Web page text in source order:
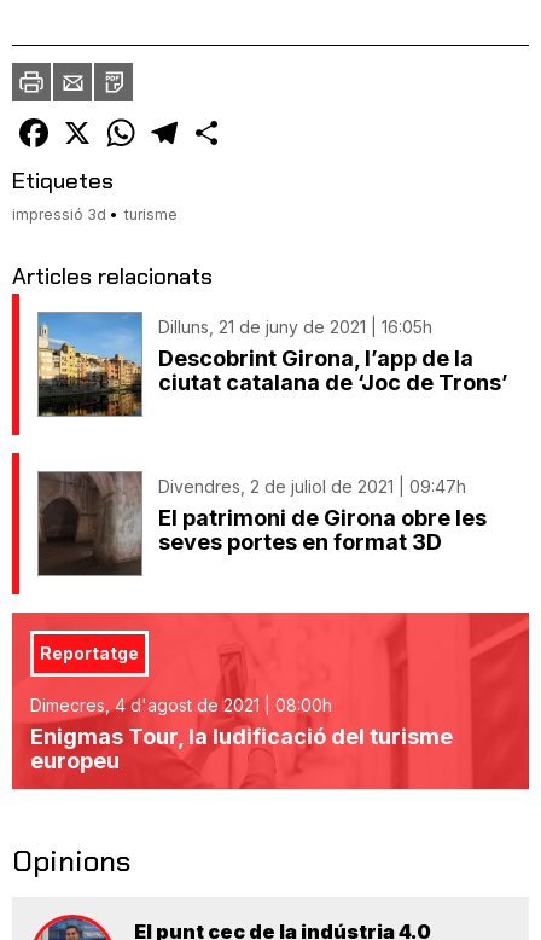
ImprimirEnvia
un
amic
PDF
Facebook
X WhatsAppTelegram
Etiquetes
impressió 3d turisme
Articles relacionats
Dilluns, 21 de juny de 2021 | 16:05h
Descobrint Girona, l’app de la
ciutat catalana de ‘Joc de Trons’
Divendres, 2 de juliol de 2021 | 09:47h
El patrimoni de Girona obre les
seves portes en format 3D
Reportatge
Dimecres, 4 d'agost de 2021 | 08:00h
Enigmas Tour, la ludificació del turisme
europeu
Opinions
El punt cec de la indústria 4.0